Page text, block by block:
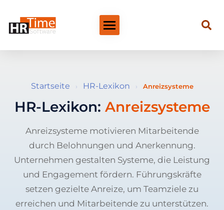
Startseite › HR-Lexikon › Anreizsysteme
HR-Lexikon: Anreizsysteme
Anreizsysteme motivieren Mitarbeitende
durch Belohnungen und Anerkennung.
Unternehmen gestalten Systeme, die Leistung
und Engagement fördern. Führungskräfte
setzen gezielte Anreize, um Teamziele zu
erreichen und Mitarbeitende zu unterstützen.